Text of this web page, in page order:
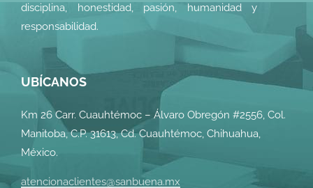
disciplina, honestidad, pasión, humanidad y
responsabilidad.
UBÍCANOS
Km 26 Carr. Cuauhtémoc – Álvaro Obregón #2556, Col.
Manitoba, C.P. 31613, Cd. Cuauhtémoc, Chihuahua,
México.
atencionaclientes@sanbuena.mx